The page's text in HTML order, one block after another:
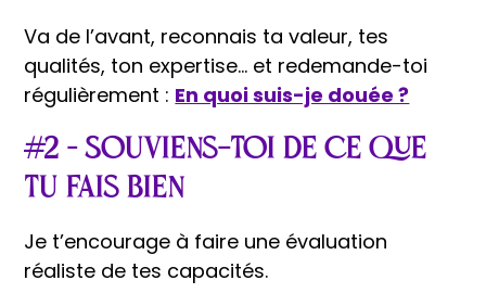
Va de l’avant, reconnais ta valeur, tes
qualités, ton expertise… et redemande-toi
régulièrement : En quoi suis-je douée ?
#2 – Souviens-toi de ce que
tu fais bien
Je t’encourage à faire une évaluation
réaliste de tes capacités.